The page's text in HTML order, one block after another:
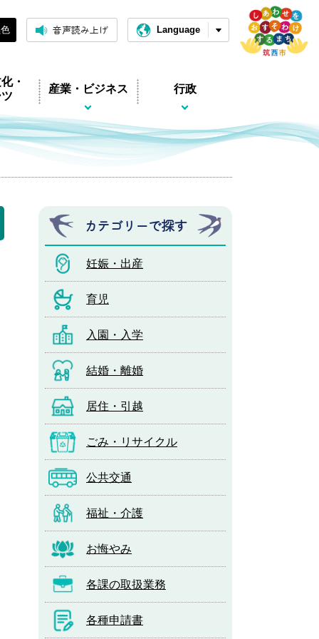
音声読み上げ Language
・
産業・ビジネス 行政
カテゴリーで探す
妊娠・出産
育児
入園・入学
結婚・離婚
居住・引越
ごみ・リサイクル
公共交通
福祉・介護
お悔やみ
各課の取扱業務
各種申請書